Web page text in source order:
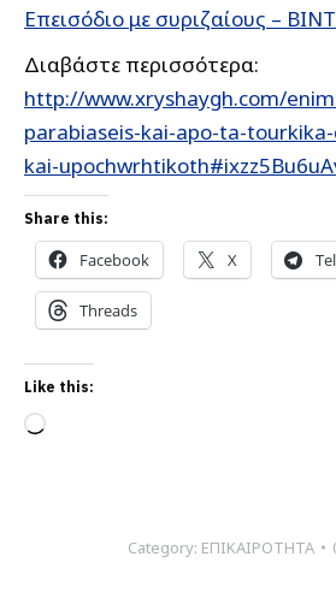
Επεισόδιο με συριζαίους –
Διαβάστε περισσότερα:
http://www.xryshaygh.com/
parabiaseis-kai-apo-ta-
kai-
Share this:
Facebook X
Threads
Like this:
Loading…
Category: ΕΠΙΚΑΙΡΟΤΗΤΑ